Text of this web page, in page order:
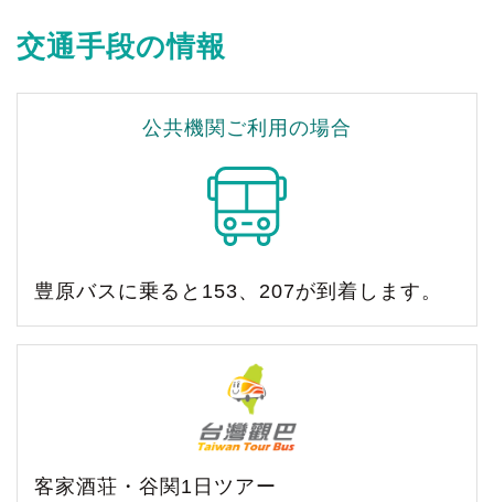
交通手段の情報
公共機関ご利用の場合
豊原バスに乗ると153、207が到着します。
客家酒荘・谷関1日ツアー